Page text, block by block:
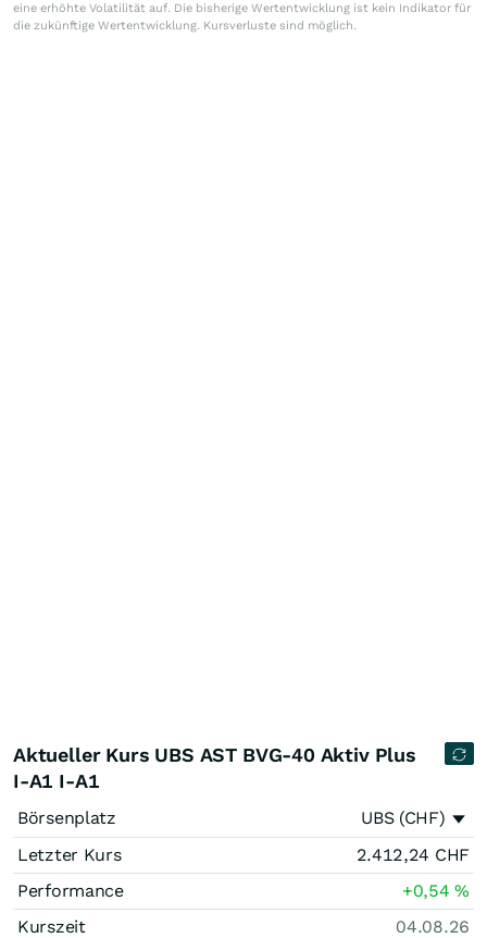
eine erhöhte Volatilität auf. Die bisherige Wertentwicklung ist kein Indikator für
die zukünftige Wertentwicklung. Kursverluste sind möglich.
Aktueller Kurs UBS AST BVG-40 Aktiv Plus
I-A1 I-A1
Börsenplatz
UBS (CHF)
Letzter Kurs
2.412,24 CHF
Performance
+0,54%
Kurszeit
04.08.26